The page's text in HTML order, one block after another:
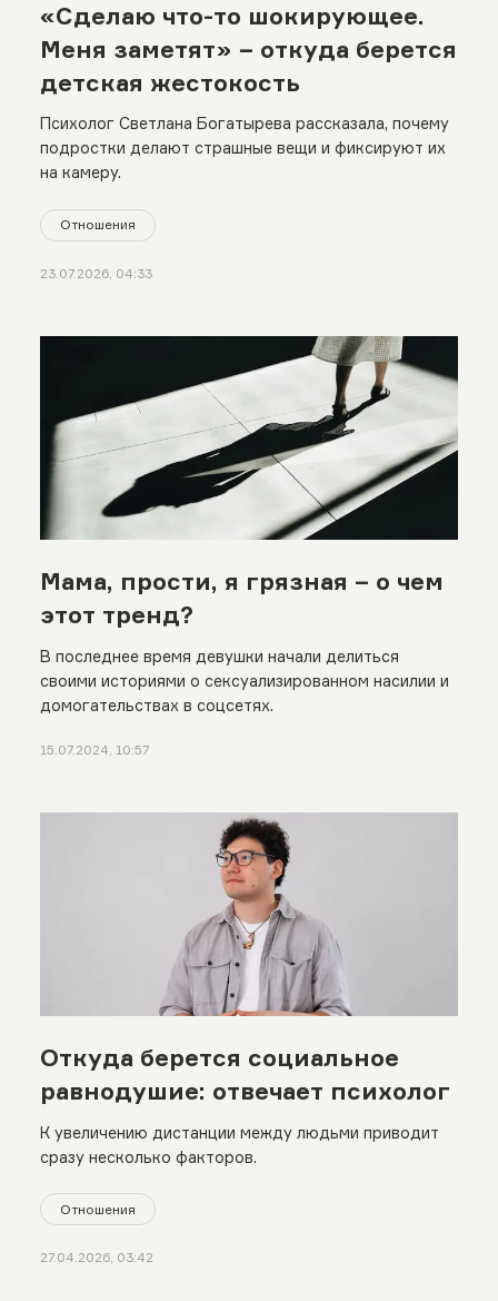
«Сделаю что-то шокирующее.
Меня заметят» − откуда берется
детская жестокость
Психолог Светлана Богатырева рассказала, почему
подростки делают страшные вещи и фиксируют их
на камеру.
Отношения
23.07.2026, 04:33
Мама, прости, я грязная – о чем
этот тренд?
В последнее время девушки начали делиться
своими историями о сексуализированном насилии и
домогательствах в соцсетях.
15.07.2024, 10:57
Откуда берется социальное
равнодушие: отвечает психолог
К увеличению дистанции между людьми приводит
сразу несколько факторов.
Отношения
27.04.2026, 03:42